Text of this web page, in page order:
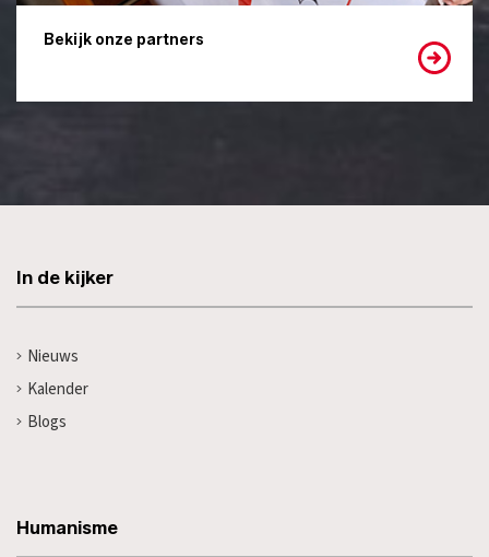
Bekijk onze partners
In de kijker
Nieuws
Kalender
Blogs
Humanisme